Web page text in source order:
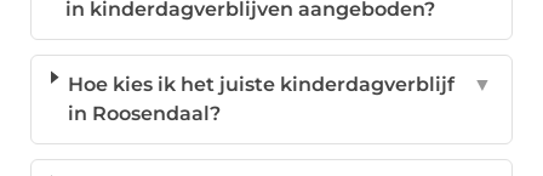
in kinderdagverblijven aangeboden?
Hoe kies ik het juiste kinderdagverblijf
in Roosendaal?
▼